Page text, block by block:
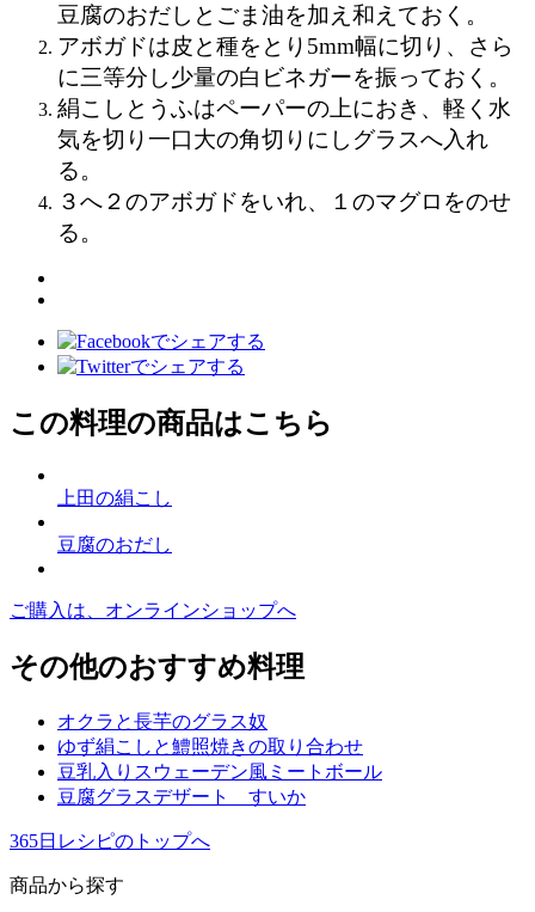
豆腐のおだしとごま油を加え和えておく。
アボガドは皮と種をとり5mm幅に切り、さら
に三等分し少量の白ビネガーを振っておく。
絹こしとうふはペーパーの上におき、軽く水
気を切り一口大の角切りにしグラスへ入れ
る。
３へ ２ のアボガドをいれ、 １ のマグロをのせ
る。
この料理の商品はこちら
上田の絹こし
豆腐のおだし
ご購入は、オンラインショップへ
その他のおすすめ料理
オクラと長芋のグラス奴
ゆず絹こしと鱧照焼きの取り合わせ
豆乳入りスウェーデン風ミートボール
豆腐グラスデザート すいか
365日レシピのトップへ
商品から探す